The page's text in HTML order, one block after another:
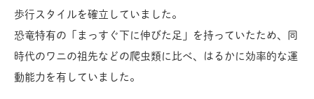
歩行スタイルを確立していました。
恐竜特有の「まっすぐ下に伸びた足」を持っていたため、同
時代のワニの祖先などの爬虫類に比べ、はるかに効率的な運
動能力を有していました。